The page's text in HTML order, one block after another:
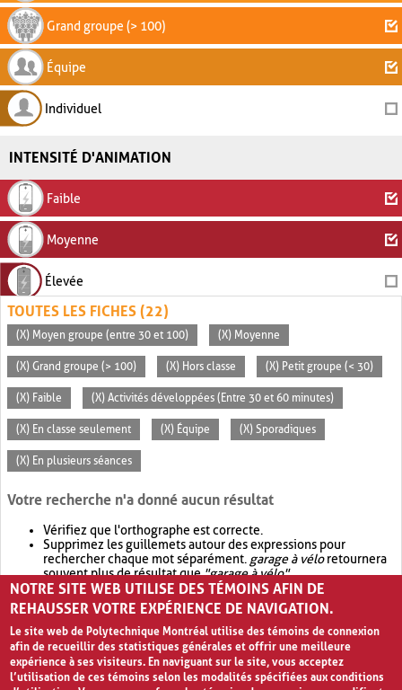
Grand groupe (> 100)
Équipe
Individuel
INTENSITÉ D'ANIMATION
Faible
Moyenne
Élevée
TOUTES LES FICHES (22)
(X) Moyen groupe (entre 30 et 100) (X) Moyenne
(X) Grand groupe (> 100) (X) Hors classe (X) Petit groupe (< 30)
(X) Faible (X) Activités développées (Entre 30 et 60 minutes)
(X) En classe seulement (X) Équipe (X) Sporadiques
(X) En plusieurs séances
Votre recherche n'a donné aucun résultat
Vérifiez que l'orthographe est correcte.
Supprimez les guillemets autour des expressions pour
rechercher chaque mot séparément. garage à véloretournera
souvent plus de résultat que"garage à vélo".
Envisagez d'élargir votre recherche avec OR.garage OR vélo
retournera souvent plus de résultat quegarage à vélo
NOTRE SITE WEB UTILISE DES TÉMOINS AFIN DE
REHAUSSER VOTRE EXPÉRIENCE DE NAVIGATION.
Le site web de Polytechnique Montréal utilise des témoins de connexion
afin de recueillir des statistiques générales et offrir une meilleure
expérience à ses visiteurs. En naviguant sur le site, vous acceptez
l’utilisation de ces témoins selon les modalités spécifiées aux conditions